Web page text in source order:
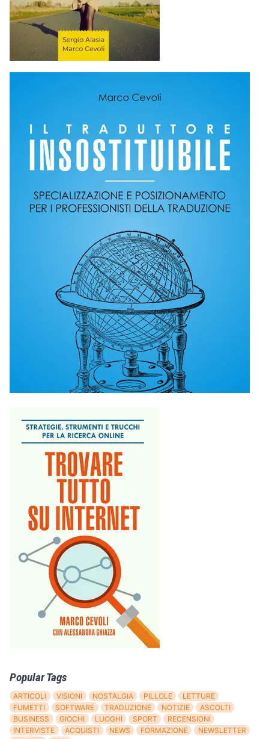
Popular Tags
ARTICOLI VISIONI NOSTALGIA PILLOLE
LETTURE
FUMETTI
SOFTWARE TRADUZIONE NOTIZIE
ASCOLTI
BUSINESS
GIOCHI LUOGHI SPORT
RECENSIONI
INTERVISTE
ACQUISTI NEWS FORMAZIONE
NEWSLETTER